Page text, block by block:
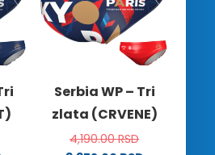
Serbia WP – Tri
zlata (CRVENE)
4,190.00RSD